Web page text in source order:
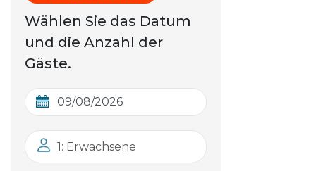
Wählen Sie das Datum
und die Anzahl der
Gäste.
1: Erwachsene